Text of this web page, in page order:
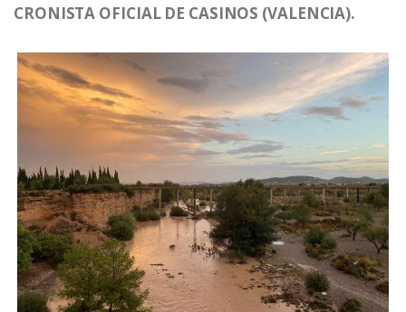
CRONISTA OFICIAL DE CASINOS (VALENCIA).